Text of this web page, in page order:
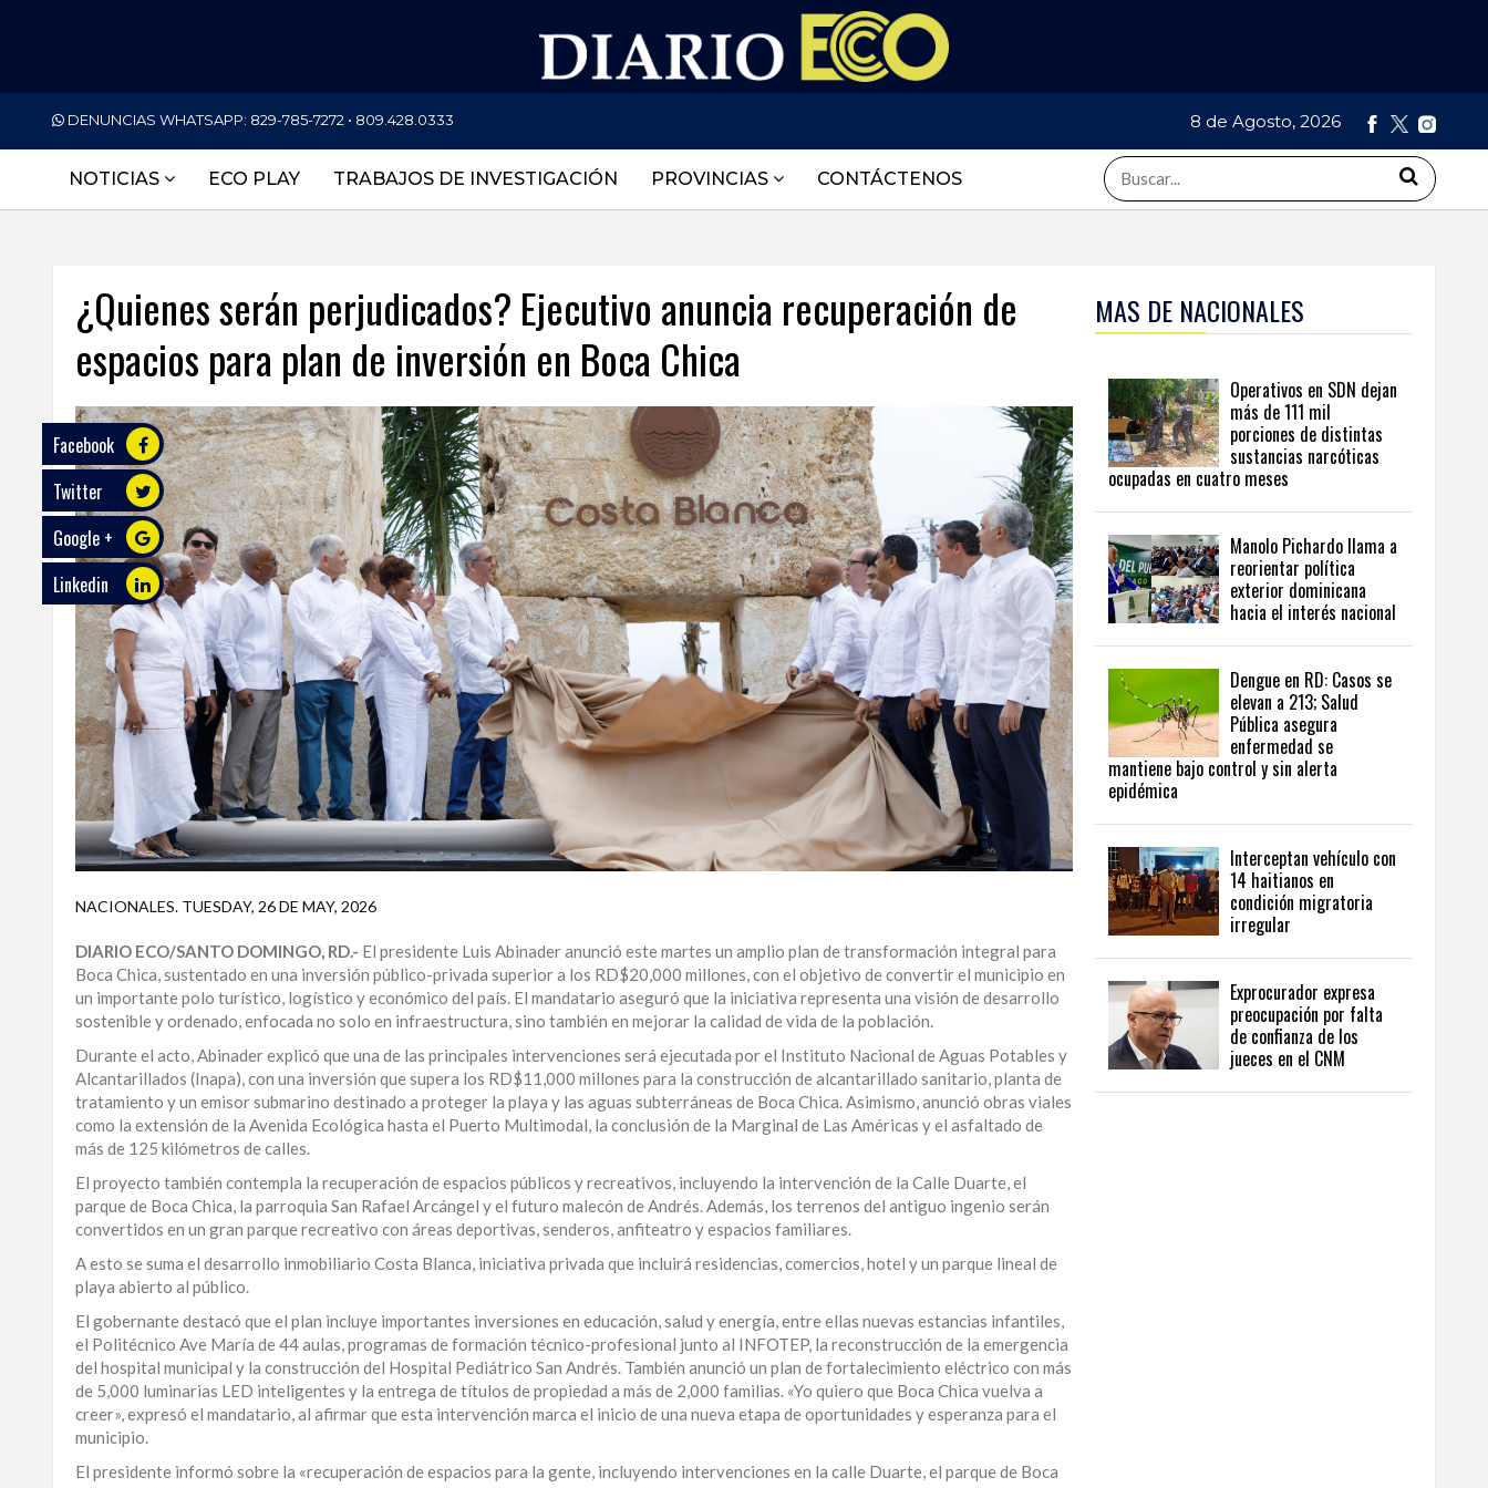
DENUNCIAS WHATSAPP: 829-785-7272 • 809.428.0333 8 de Agosto, 2026
NOTICIAS ECO PLAY TRABAJOS DE INVESTIGACIÓN PROVINCIAS CONTÁCTENOS
NACIONALES
ECONOMÍA
SALUD
TECNOLOGÍA
ECO
PLAY
TRABAJOS
INVESTIGACIÓN
PROVINCIAS
DISTRITO
NACIONAL
SANTO
DOMINGO
SANTIAGO
JUAN
PUERTO
PLATA
¿Quienes serán perjudicados? Ejecutivo anuncia recuperación de
espacios para plan de inversión en Boca Chica
Facebook
Twitter
Google +
Linkedin
NACIONALES. TUESDAY, 26 DE MAY, 2026
DIARIO ECO/SANTO DOMINGO, RD.- El presidente Luis Abinader anunció este martes un amplio plan de transformación integral para
Boca Chica, sustentado en una inversión público-privada superior a los RD$20,000 millones, con el objetivo de convertir el municipio en
un importante polo turístico, logístico y económico del país. El mandatario aseguró que la iniciativa representa una visión de desarrollo
sostenible y ordenado, enfocada no solo en infraestructura, sino también en mejorar la calidad de vida de la población.
Durante el acto, Abinader explicó que una de las principales intervenciones será ejecutada por el Instituto Nacional de Aguas Potables y
Alcantarillados (Inapa), con una inversión que supera los RD$11,000 millones para la construcción de alcantarillado sanitario, planta de
tratamiento y un emisor submarino destinado a proteger la playa y las aguas subterráneas de Boca Chica. Asimismo, anunció obras viales
como la extensión de la Avenida Ecológica hasta el Puerto Multimodal, la conclusión de la Marginal de Las Américas y el asfaltado de
más de 125 kilómetros de calles.
El proyecto también contempla la recuperación de espacios públicos y recreativos, incluyendo la intervención de la Calle Duarte, el
parque de Boca Chica, la parroquia San Rafael Arcángel y el futuro malecón de Andrés. Además, los terrenos del antiguo ingenio serán
convertidos en un gran parque recreativo con áreas deportivas, senderos, anfiteatro y espacios familiares.
A esto se suma el desarrollo inmobiliario Costa Blanca, iniciativa privada que incluirá residencias, comercios, hotel y un parque lineal de
playa abierto al público.
El gobernante destacó que el plan incluye importantes inversiones en educación, salud y energía, entre ellas nuevas estancias infantiles,
el Politécnico Ave María de 44 aulas, programas de formación técnico-profesional junto al INFOTEP, la reconstrucción de la emergencia
del hospital municipal y la construcción del Hospital Pediátrico San Andrés. También anunció un plan de fortalecimiento eléctrico con más
de 5,000 luminarias LED inteligentes y la entrega de títulos de propiedad a más de 2,000 familias. «Yo quiero que Boca Chica vuelva a
creer», expresó el mandatario, al afirmar que esta intervención marca el inicio de una nueva etapa de oportunidades y esperanza para el
municipio.
El presidente informó sobre la «recuperación de espacios para la gente, incluyendo intervenciones en la calle Duarte, el parque de Boca
MAS DE NACIONALES
Operativos en SDN dejan
más de 111 mil
porciones de distintas
sustancias narcóticas
ocupadas en cuatro meses
Manolo Pichardo llama a
reorientar política
exterior dominicana
hacia el interés nacional
Dengue en RD: Casos se
elevan a 213; Salud
Pública asegura
enfermedad se
mantiene bajo control y sin alerta
epidémica
Interceptan vehículo con
14 haitianos en
condición migratoria
irregular
Exprocurador expresa
preocupación por falta
de confianza de los
jueces en el CNM